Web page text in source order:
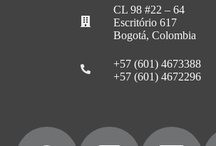
CL 98 #22 – 64
Escritório 617
Bogotá, Colombia
+57 (601) 4673388
+57 (601) 4672296